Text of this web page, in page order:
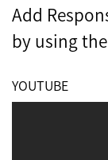
Add
by using
YOUTUBE